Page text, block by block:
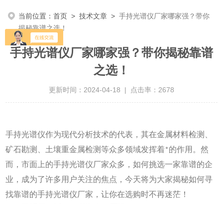
当前位置：首页 >技术文章 >手持光谱仪厂家哪家强？带你
揭秘靠谱之选！
手持光谱仪厂家哪家强？带你揭秘靠谱
之选！
更新时间：2024-04-18 | 点击率：2678
手持光谱仪作为现代分析技术的代表，其在金属材料检测、
矿石勘测、土壤重金属检测等众多领域发挥着*的作用。然
而，市面上的手持光谱仪厂家众多，如何挑选一家靠谱的企
业，成为了许多用户关注的焦点，今天将为大家揭秘如何寻
找靠谱的手持光谱仪厂家，让你在选购时不再迷茫！